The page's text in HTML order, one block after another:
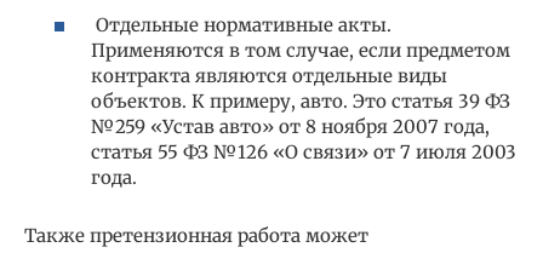
Отдельные нормативные акты.
Применяются в том случае, если предметом
контракта являются отдельные виды
объектов. К примеру, авто. Это статья 39 ФЗ
№259 «Устав авто» от 8 ноября 2007 года,
статья 55 ФЗ №126 «О связи» от 7 июля 2003
года.
Также претензионная работа может